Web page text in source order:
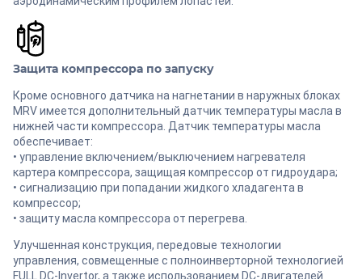
Защита компрессора по запуску
Кроме основного датчика на нагнетании в наружных блоках
MRV имеется дополнительный датчик температуры масла в
нижней части компрессора. Датчик температуры масла
обеспечивает:
• управление включением/выключением нагревателя
картера компрессора, защищая компрессор от гидроудара;
• сигнализацию при попадании жидкого хладагента в
компрессор;
• защиту масла компрессора от перегрева.
Улучшенная конструкция, передовые технологии
управления, совмещенные с полноинверторной технологией
FULL DC-Invertor, а также использованием DC-двигателей